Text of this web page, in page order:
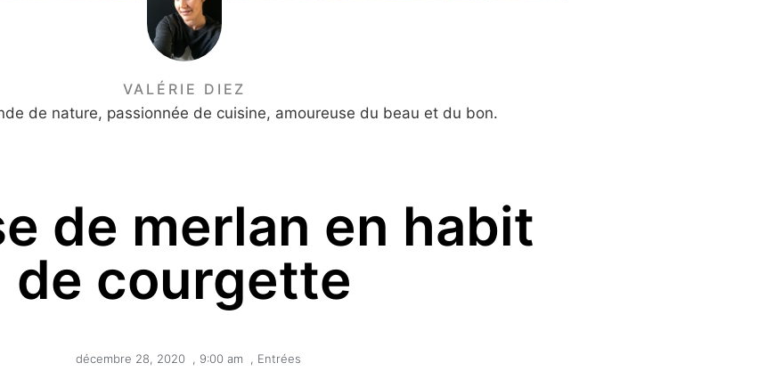
VALÉRIE DIEZ
de nature, passionnée de cuisine, amoureuse du beau et du bon.
de merlan en habit
de courgette
décembre 28, 2020 9:00 am Entrées